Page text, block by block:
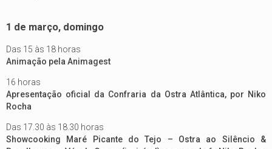
1 de março, domingo
Das 15 às 18 horas
Animação pela Animagest
16 horas
Apresentação oficial da Confraria da Ostra Atlântica, por Niko
Rocha
Das 17.30 às 18.30 horas
Showcooking Maré Picante do Tejo – Ostra ao Silêncio &